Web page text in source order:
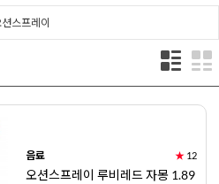
스프레이
음료 ★ 12
오션스프레이 루비레드 자몽 1.89